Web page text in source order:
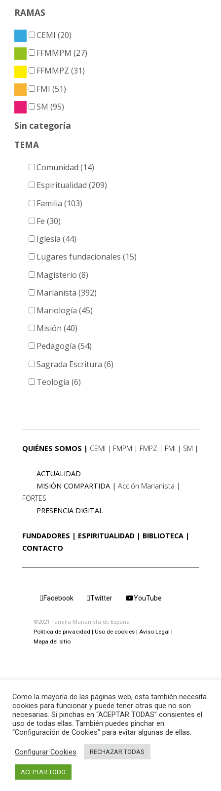
RAMAS
CEMI (20)
FFMMPM (27)
FFMMPZ (31)
FMI (51)
SM (95)
Sin categoría
TEMA
Comunidad (14)
Espiritualidad (209)
Familia (103)
Fe (30)
Iglesia (44)
Lugares fundacionales (15)
Magisterio (8)
Marianista (392)
Mariología (45)
Misión (40)
Pedagogía (54)
Sagrada Escritura (6)
Teología (6)
QUIÉNES SOMOS CEMI FMPM FMPZ FMI SM
ACTUALIDAD
MISIÓN COMPARTIDA
Acción Marianista
FORTES
PRESENCIA DIGITAL
FUNDADORES ESPIRITUALIDAD
BIBLIOTECA
CONTACTO
Facebook Twitter YouTube
©2021 Familia Marianista de España
Política de privacidad
Uso de cookies
Aviso Legal
Mapa del sitio
Como la mayoría de las páginas web, esta también necesita
cookies para funcionar y puede tener otras que no son
necesarias. Si pinchas en “ACEPTAR TODAS” consientes el
uso de todas ellas. También puedes pinchar en
“Configuración de Cookies” para evitar algunas de ellas.
Configurar Cookies RECHAZAR TODAS
ACEPTAR TODO